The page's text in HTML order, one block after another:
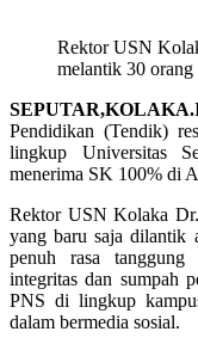
Rektor USN
melantik 30
Pendidikan (Tendik)
lingkup Universitas
menerima SK 100% di
Rektor USN Kolaka
yang baru saja dilantik
penuh rasa
integritas dan sumpah
PNS di lingkup
dalam bermedia sosial.